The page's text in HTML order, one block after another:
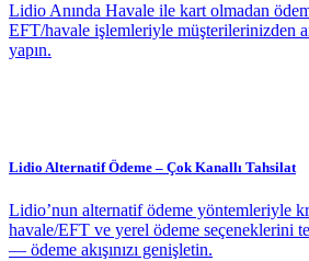
Lidio Anında Havale ile kart olmadan
EFT/havale işlemleriyle müşterilerinizden
yapın.
Lidio Alternatif Ödeme – Çok Kanallı Tahsilat
Lidio’nun alternatif ödeme yöntemleriyle
havale/EFT ve yerel ödeme seçeneklerini
— ödeme akışınızı genişletin.